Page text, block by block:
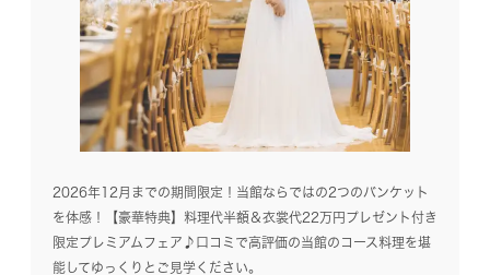
2026年12月までの期間限定！当館ならではの2つのバンケット
を体感！【豪華特典】料理代半額＆衣裳代22万円プレゼント付き
限定プレミアムフェア♪口コミで高評価の当館のコース料理を堪
能してゆっくりとご見学ください。